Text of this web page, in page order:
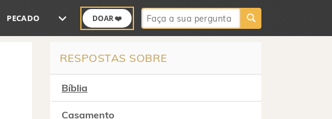
PECADO DOAR ❤️ Buscar:
RESPOSTAS SOBRE
Bíblia
Casamento